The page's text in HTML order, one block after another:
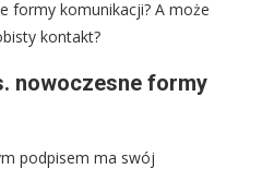
formy komunikacji? A może
kontakt?
nowoczesne formy
podpisem ma swój